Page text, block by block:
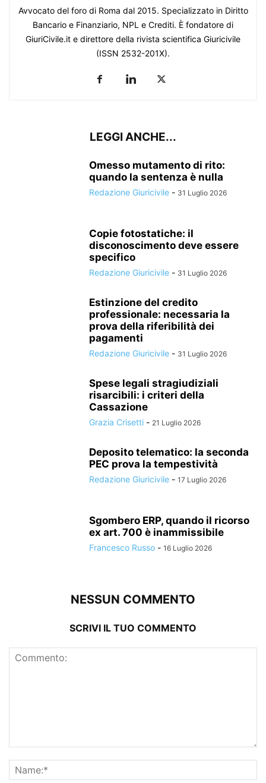
Avvocato del foro di Roma dal 2015. Specializzato in Diritto
Bancario e Finanziario, NPL e Crediti. È fondatore di
GiuriCivile.it e direttore della rivista scientifica Giuricivile
(ISSN 2532-201X).
LEGGI ANCHE...
Omesso mutamento di rito:
quando la sentenza è nulla
Redazione Giuricivile - 31 Luglio 2026
Copie fotostatiche: il
disconoscimento deve essere
specifico
Redazione Giuricivile - 31 Luglio 2026
Estinzione del credito
professionale: necessaria la
prova della riferibilità dei
pagamenti
Redazione Giuricivile - 31 Luglio 2026
Spese legali stragiudiziali
risarcibili: i criteri della
Cassazione
Grazia Crisetti - 21 Luglio 2026
Deposito telematico: la seconda
PEC prova la tempestività
Redazione Giuricivile - 17 Luglio 2026
Sgombero ERP, quando il ricorso
ex art. 700 è inammissibile
Francesco Russo - 16 Luglio 2026
NESSUN COMMENTO
SCRIVI IL TUO COMMENTO